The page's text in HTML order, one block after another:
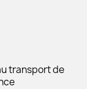
transport de